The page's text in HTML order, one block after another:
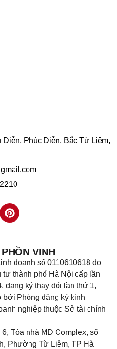
Diễn, Phúc Diễn, Bắc Từ Liêm,
VINH
doanh số 0110610618 do
thành phố Hà Nội cấp lần
đăng ký thay đổi lần thứ 1,
bởi Phòng đăng ký kinh
nghiệp thuộc Sở tài chính
6, Tòa nhà MD Complex, số
Phường Từ Liêm, TP Hà